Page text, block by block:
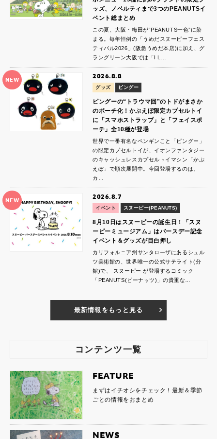
ッズ、ノベルティまで3つのPEANUTSイ
ベント総まとめ
この夏、大阪・梅田が“PEANUTS一色”に染
まる。毎年恒例の「うめだスヌーピーフェス
ティバル2026」(阪急うめだ本店)に加え、グ
ラングリーン大阪では「I L…
NEW 2026.8.8
グッズ ピングー
ピングーの“トラウマ回”のトドがまさか
のポーチ化！かぷえぼ限定カプセルトイ
に「スマホストラップ」と「フェイスポ
ーチ」全10種が登場
世界で一番有名なペンギンこと「ピングー」
の限定カプセルトイが、イオンファンタジー
のキャッシュレスカプセルトイマシン「かぷ
えぼ」で順次展開中。今回登場するのは、
カ…
NEW 2026.8.7
イベント スヌーピー(PEANUTS)
8月10日はスヌーピーの誕生日！「スヌ
ーピーミュージアム」はバースデー記念
イベント＆グッズが目白押し
カリフォルニア州サンタローザにあるシュル
ツ美術館の、世界唯一の公式サテライト(分
館)で、 スヌーピー が登場するコミック
「PEANUTS(ピーナッツ)」の貴重な…
最新情報をもっと見る
コンテンツ一覧
FEATURE
まずはイチオシをチェック！最新＆季節
ごとの情報をおまとめ
NEWS